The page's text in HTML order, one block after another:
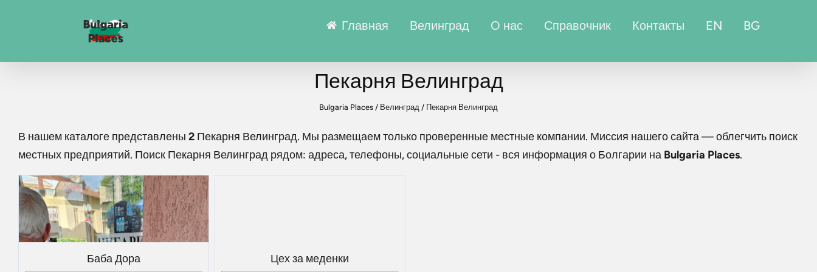
Главная Велинград О нас Справочник Контакты EN BG
Пекарня Велинград
Bulgaria Places / Велинград / Пекарня Велинград
В нашем каталоге представлены 2 Пекарня Велинград. Мы размещаем только проверенные местные компании. Миссия нашего сайта — облегчить поиск
местных предприятий. Поиск Пекарня Велинград рядом: адреса, телефоны, социальные сети - вся информация о Болгарии на Bulgaria Places.
Баба Дора Цех за меденки